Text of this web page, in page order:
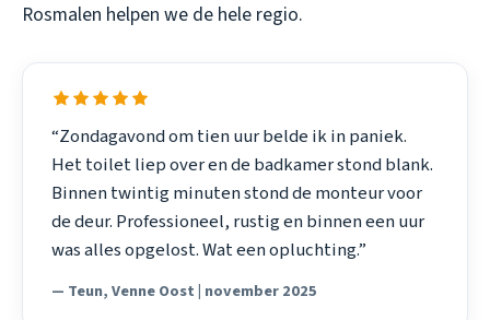
Rosmalen helpen we de hele regio.
“Zondagavond om tien uur belde ik in paniek.
Het toilet liep over en de badkamer stond blank.
Binnen twintig minuten stond de monteur voor
de deur. Professioneel, rustig en binnen een uur
was alles opgelost. Wat een opluchting.”
— Teun, Venne Oost | november 2025